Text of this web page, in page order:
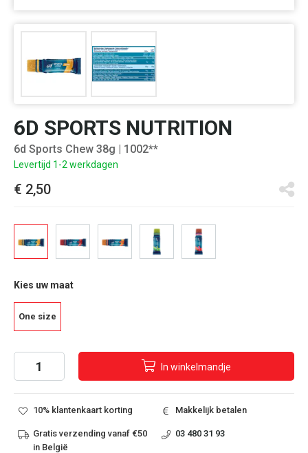
6D SPORTS NUTRITION
6d Sports Chew 38g | 1002**
Levertijd 1-2 werkdagen
€ 2,50
Kies uw maat
One size
In winkelmandje
10% klantenkaart korting
Gratis verzending vanaf €50
in België
Makkelijk betalen
03 480 31 93